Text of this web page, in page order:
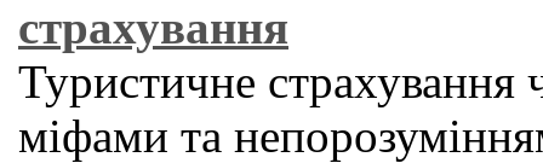
страхування
Туристичне страхування
міфами та